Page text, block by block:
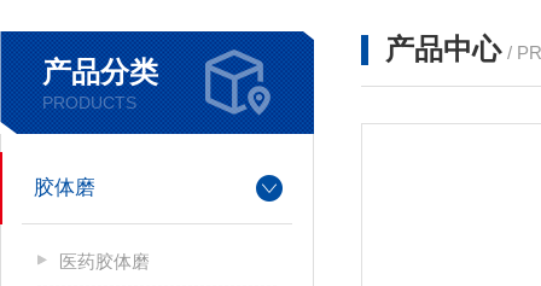
产品分类
PRODUCTS
胶体磨
医药胶体磨
产品中心 /